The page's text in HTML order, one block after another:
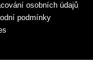
osobních údajů
podmínky